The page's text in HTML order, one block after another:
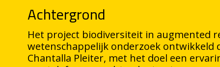
Achtergrond
Het project biodiversiteit in augmented
wetenschappelijk onderzoek ontwikkeld
Chantalla Pleiter, met het doel een